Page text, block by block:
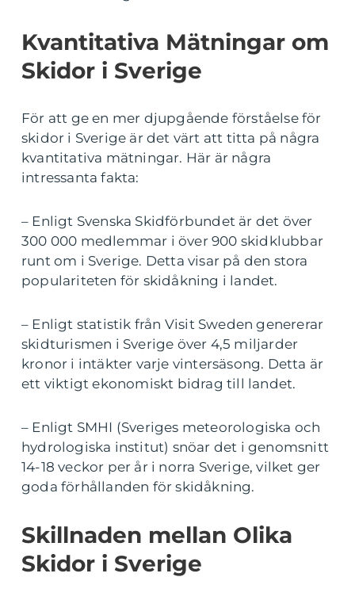
Kvantitativa Mätningar om
Skidor i Sverige
För att ge en mer djupgående förståelse för
skidor i Sverige är det värt att titta på några
kvantitativa mätningar. Här är några
intressanta fakta:
– Enligt Svenska Skidförbundet är det över
300 000 medlemmar i över 900 skidklubbar
runt om i Sverige. Detta visar på den stora
populariteten för skidåkning i landet.
– Enligt statistik från Visit Sweden genererar
skidturismen i Sverige över 4,5 miljarder
kronor i intäkter varje vintersäsong. Detta är
ett viktigt ekonomiskt bidrag till landet.
– Enligt SMHI (Sveriges meteorologiska och
hydrologiska institut) snöar det i genomsnitt
14-18 veckor per år i norra Sverige, vilket ger
goda förhållanden för skidåkning.
Skillnaden mellan Olika
Skidor i Sverige